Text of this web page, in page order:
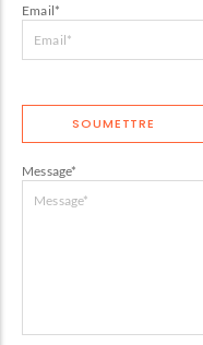
Message*
Email*